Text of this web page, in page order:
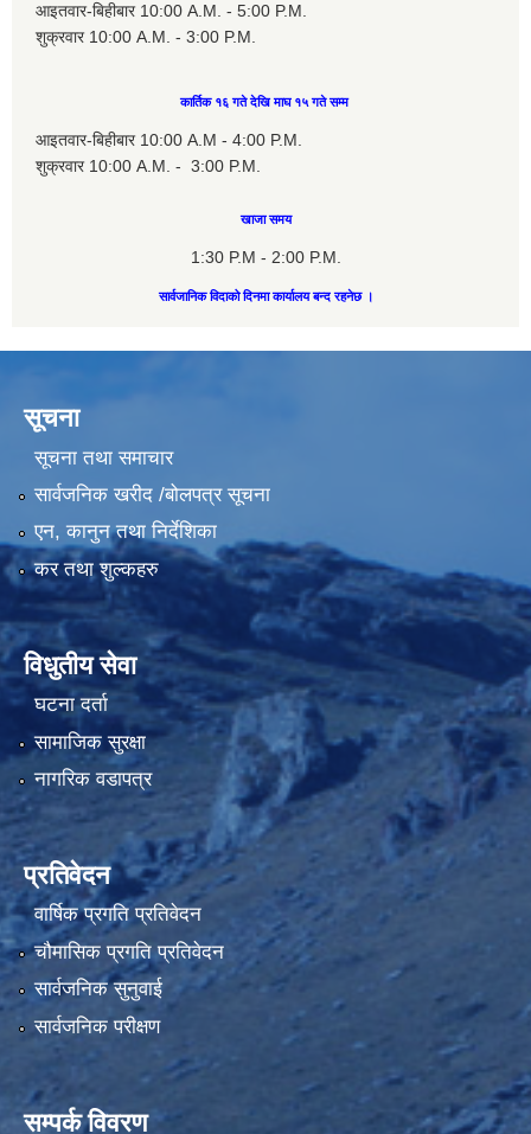
आइतवार-बिहीबार 10:00 A.M. - 5:00 P.M.
शुक्रवार 10:00 A.M. - 3:00 P.M.
कार्तिक १६ गते देखि माघ १५ गते सम्म
आइतवार-बिहीबार 10:00 A.M - 4:00 P.M.
शुक्रवार 10:00 A.M. - 3:00 P.M.
खाजा समय
1:30 P.M - 2:00 P.M.
सार्वजानिक विदाको दिनमा कार्यालय बन्द रहनेछ ।
सूचना
सूचना तथा समाचार
सार्वजनिक खरीद /बोलपत्र सूचना
एन, कानुन तथा निर्देशिका
कर तथा शुल्कहरु
विधुतीय सेवा
घटना दर्ता
सामाजिक सुरक्षा
नागरिक वडापत्र
प्रतिवेदन
वार्षिक प्रगति प्रतिवेदन
चौमासिक प्रगति प्रतिवेदन
सार्वजनिक सुनुवाई
सार्वजनिक परीक्षण
सम्पर्क विवरण